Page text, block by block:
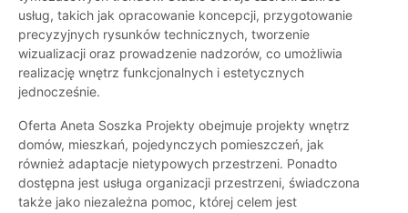
usług, takich jak opracowanie koncepcji, przygotowanie
precyzyjnych rysunków technicznych, tworzenie
wizualizacji oraz prowadzenie nadzorów, co umożliwia
realizację wnętrz funkcjonalnych i estetycznych
jednocześnie.
Oferta Aneta Soszka Projekty obejmuje projekty wnętrz
domów, mieszkań, pojedynczych pomieszczeń, jak
również adaptacje nietypowych przestrzeni. Ponadto
dostępna jest usługa organizacji przestrzeni, świadczona
także jako niezależna pomoc, której celem jest